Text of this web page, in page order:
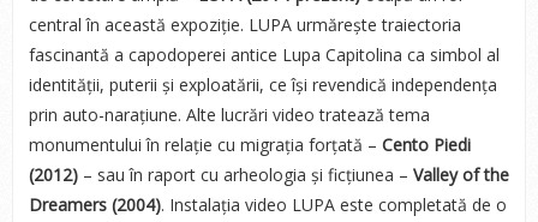
central în această expoziție. LUPA urmărește traiectoria
fascinantă a capodoperei antice Lupa Capitolina ca simbol al
identității, puterii și exploatării, ce își revendică independența
prin auto-narațiune. Alte lucrări video tratează tema
monumentului în relație cu migrația forțată – Cento Piedi
(2012) – sau în raport cu arheologia și ficțiunea – Valley of the
Dreamers (2004). Instalația video LUPA este completată de o